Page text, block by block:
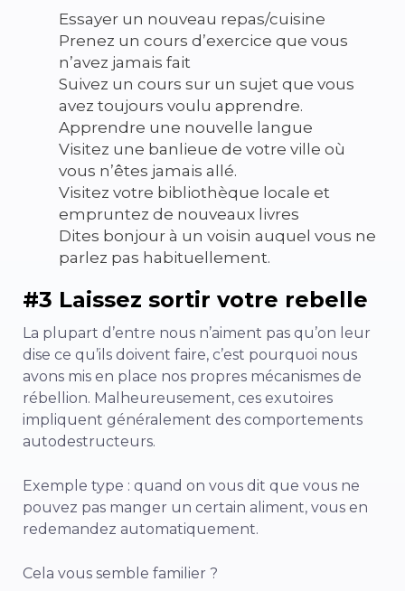
Essayer un nouveau repas/cuisine
Prenez un cours d’exercice que vous
n’avez jamais fait
Suivez un cours sur un sujet que vous
avez toujours voulu apprendre.
Apprendre une nouvelle langue
Visitez une banlieue de votre ville où
vous n’êtes jamais allé.
Visitez votre bibliothèque locale et
empruntez de nouveaux livres
Dites bonjour à un voisin auquel vous ne
parlez pas habituellement.
#3 Laissez sortir votre rebelle
La plupart d’entre nous n’aiment pas qu’on leur
dise ce qu’ils doivent faire, c’est pourquoi nous
avons mis en place nos propres mécanismes de
rébellion. Malheureusement, ces exutoires
impliquent généralement des comportements
autodestructeurs.
Exemple type : quand on vous dit que vous ne
pouvez pas manger un certain aliment, vous en
redemandez automatiquement.
Cela vous semble familier ?